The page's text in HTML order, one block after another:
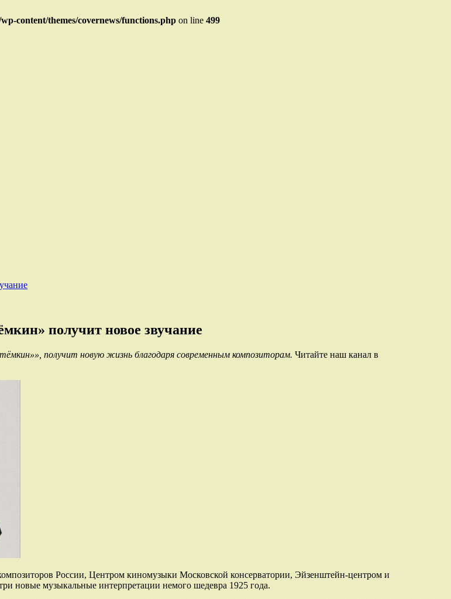
content/themes/covernews/functions.php on line 499
получит новое звучание
получит новую жизнь благодаря современным композиторам. Читайте наш канал в
России, Центром киномузыки Московской консерватории, Эйзенштейн-центром и
новые музыкальные интерпретации немого шедевра 1925 года.